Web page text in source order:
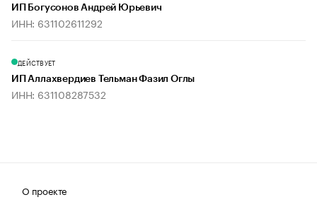
ИП Богусонов Андрей Юрьевич
ИНН: 631102611292
ДЕЙСТВУЕТ
ИП Аллахвердиев Тельман Фазил Оглы
ИНН: 631108287532
О проекте